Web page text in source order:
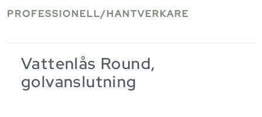
PROFESSIONELL/HANTVERKARE
Vattenlås Round,
golvanslutning